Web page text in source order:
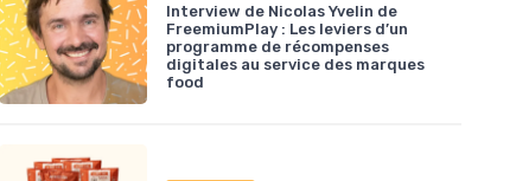
Interview de Nicolas Yvelin de
FreemiumPlay : Les leviers d’un
programme de récompenses
digitales au service des marques
food